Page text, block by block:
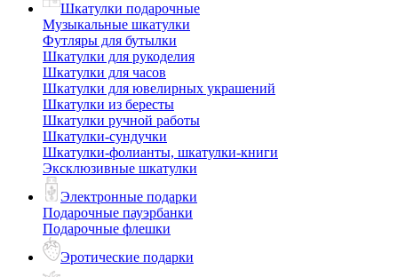
Шкатулки подарочные
Музыкальные шкатулки
Футляры для бутылки
Шкатулки для рукоделия
Шкатулки для часов
Шкатулки для ювелирных украшений
Шкатулки из бересты
Шкатулки ручной работы
Шкатулки-сундучки
Шкатулки-фолианты, шкатулки-книги
Эксклюзивные шкатулки
Электронные подарки
Подарочные пауэрбанки
Подарочные флешки
Эротические подарки